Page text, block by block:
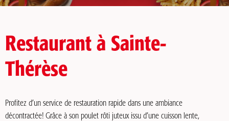
Restaurant à Sainte-
Thérèse
Profitez d’un service de restauration rapide dans une ambiance
décontractée! Grâce à son poulet rôti juteux issu d’une cuisson lente,